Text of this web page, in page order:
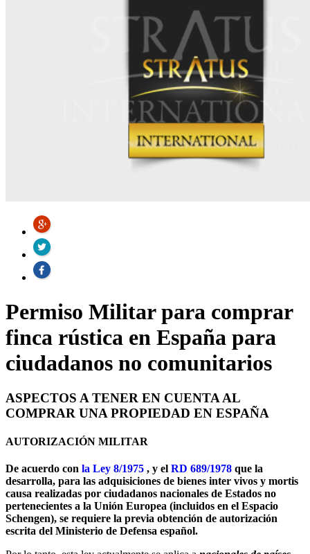
Permiso Militar para comprar
finca rústica en España para
ciudadanos no comunitarios
ASPECTOS A TENER EN CUENTA AL
COMPRAR UNA PROPIEDAD EN ESPAÑA
AUTORIZACIÓN MILITAR
De acuerdo con la Ley 8/1975 , y el RD 689/1978 que la
desarrolla, para las adquisiciones de bienes inter vivos y mortis
causa realizadas por ciudadanos nacionales de Estados no
pertenecientes a la Unión Europea (incluidos en el Espacio
Schengen), se requiere la previa obtención de autorización
escrita del Ministerio de Defensa español.